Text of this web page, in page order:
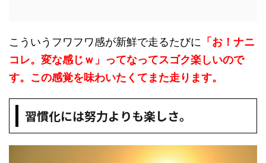
こういうフワフワ感が新鮮で走るたびに 「お！ナニ
コレ。変な感じｗ」ってなってスゴク楽しいので
す。この感覚を味わいたくてまた走ります。
習慣化には努力よりも楽しさ。